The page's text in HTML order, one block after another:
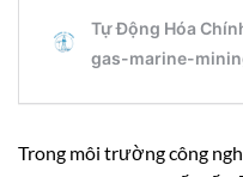
Trong môi trường công